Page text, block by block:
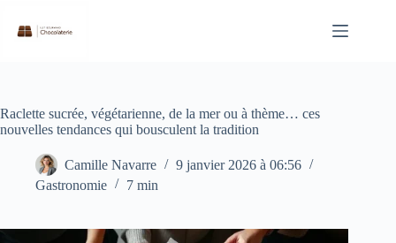
contenu
Raclette sucrée, végétarienne, de la mer ou à thème… ces
nouvelles tendances qui bousculent la tradition
Camille Navarre
9 janvier 2026 à 06:56
Gastronomie
7 min